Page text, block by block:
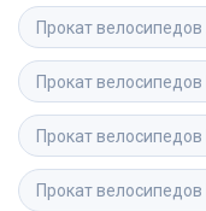
Прокат велосипедов
Прокат велосипедов
Прокат велосипедов
Прокат велосипедов